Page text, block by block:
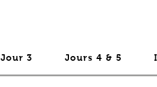
Jour 3 Jours 4 & 5